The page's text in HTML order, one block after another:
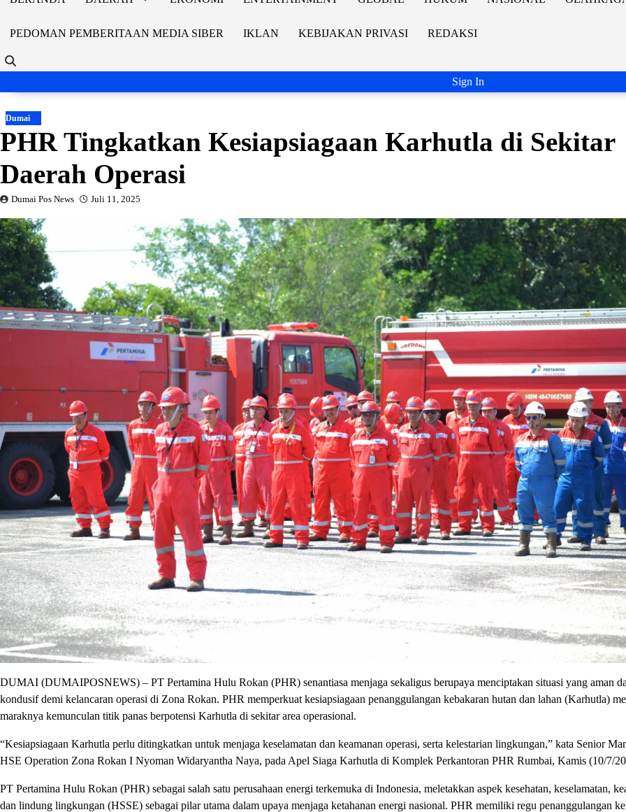
PEDOMAN PEMBERITAAN MEDIA SIBER IKLAN KEBIJAKAN PRIVASI REDAKSI
Sign In
Dumai
PHR Tingkatkan Kesiapsiagaan Karhutla di Sekitar
Daerah Operasi
Dumai Pos News Juli 11, 2025
DUMAI (DUMAIPOSNEWS) – PT Pertamina Hulu Rokan (PHR) senantiasa menjaga sekaligus berupaya menciptakan situasi yang aman
kondusif demi kelancaran operasi di Zona Rokan. PHR memperkuat kesiapsiagaan penanggulangan kebakaran hutan dan lahan (Karhutla)
maraknya kemunculan titik panas berpotensi Karhutla di sekitar area operasional.
“Kesiapsiagaan Karhutla perlu ditingkatkan untuk menjaga keselamatan dan keamanan operasi, serta kelestarian lingkungan,” kata Senior
HSE Operation Zona Rokan I Nyoman Widaryantha Naya, pada Apel Siaga Karhutla di Komplek Perkantoran PHR Rumbai, Kamis (10/7/
PT Pertamina Hulu Rokan (PHR) sebagai salah satu perusahaan energi terkemuka di Indonesia, meletakkan aspek kesehatan, keselamatan,
dan lindung lingkungan (HSSE) sebagai pilar utama dalam upaya menjaga ketahanan energi nasional. PHR memiliki regu penanggulangan